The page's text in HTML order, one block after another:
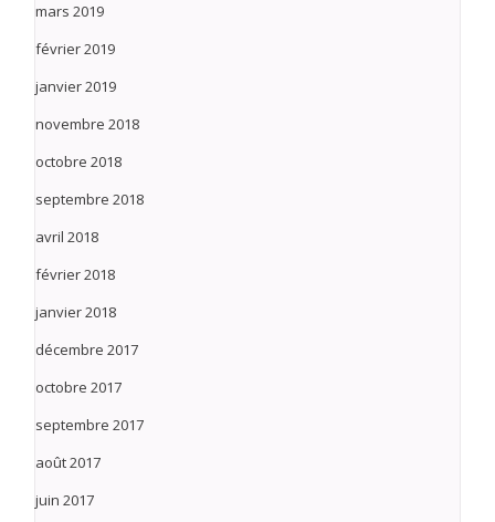
mars 2019
février 2019
janvier 2019
novembre 2018
octobre 2018
septembre 2018
avril 2018
février 2018
janvier 2018
décembre 2017
octobre 2017
septembre 2017
août 2017
juin 2017